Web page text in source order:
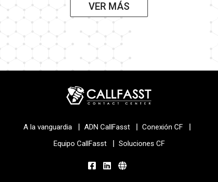
VER MÁS
A la vanguardia | ADN CallFasst | Conexión CF |
Equipo CallFasst | Soluciones CF